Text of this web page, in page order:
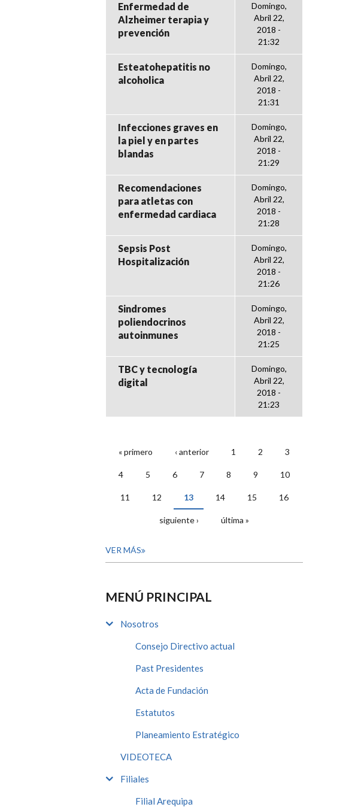
Enfermedad de
Alzheimer terapia y
prevención
Domingo,
Abril 22,
2018 -
21:32
Esteatohepatitis no
alcoholica
Domingo,
Abril 22,
2018 -
21:31
Infecciones graves en
la piel y en partes
blandas
Domingo,
Abril 22,
2018 -
21:29
Recomendaciones
para atletas con
enfermedad cardiaca
Domingo,
Abril 22,
2018 -
21:28
Sepsis Post
Hospitalización
Domingo,
Abril 22,
2018 -
21:26
Sindromes
poliendocrinos
autoinmunes
Domingo,
Abril 22,
2018 -
21:25
TBC y tecnología
digital
Domingo,
Abril 22,
2018 -
21:23
PÁGINAS
« primero ‹ anterior 1 2 3
4 5 6 7 8 9 10
11 12 13 14 15 16
siguiente › última »
VER MÁS
MENÚ PRINCIPAL
Nosotros
Consejo Directivo actual
Past Presidentes
Acta de Fundación
Estatutos
Planeamiento Estratégico
VIDEOTECA
Filiales
Filial Arequipa